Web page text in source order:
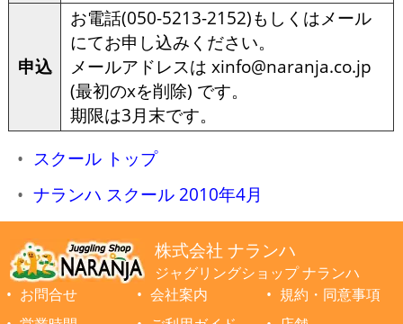
申込
お電話(050-5213-2152)もしくはメール
にてお申し込みください。
メールアドレスは xinfo@naranja.co.jp
(最初のxを削除) です。
期限は3月末です。
スクール トップ
ナランハ スクール 2010年4月
株式会社 ナランハ
ジャグリングショップ ナランハ
お問合せ
会社案内
規約・同意事項